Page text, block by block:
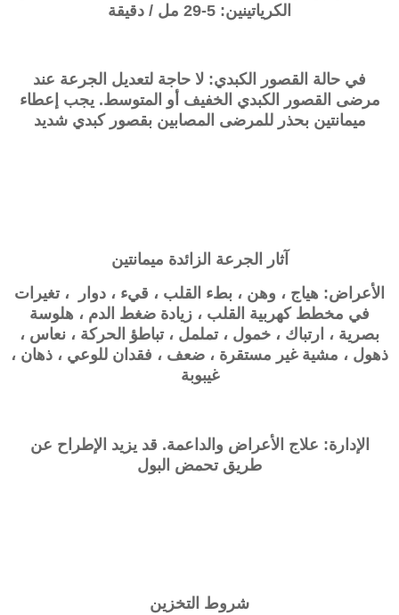
الكرياتينين: 5-29 مل / دقيقة
في حالة القصور الكبدي: لا حاجة لتعديل الجرعة عند
مرضى القصور الكبدي الخفيف أو المتوسط. يجب إعطاء
ميمانتين بحذر للمرضى المصابين بقصور كبدي شديد
آثار الجرعة الزائدة ميمانتين
الأعراض: هياج ، وهن ، بطء القلب ، قيء ، دوار ، تغيرات
في مخطط كهربية القلب ، زيادة ضغط الدم ، هلوسة
بصرية ، ارتباك ، خمول ، تململ ، تباطؤ الحركة ، نعاس ،
ذهول ، مشية غير مستقرة ، ضعف ، فقدان للوعي ، ذهان ،
غيبوبة
الإدارة: علاج الأعراض والداعمة. قد يزيد الإطراح عن
طريق تحمض البول
شروط التخزين